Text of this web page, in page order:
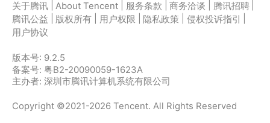
智能发现功能，让大量资讯内容都是你所关心的；
智能机器人：监控个股动态更准确，及时为你发现投资
更多投资玩法：抢红包、送礼物，积少成多这也是一种
投资！
关于腾讯 About Tencent 服务条款 商务洽谈 腾讯招聘
腾讯公益
版权所有 用户权限 隐私政策 侵权投诉指引
用户协议
版本号: 9.2.5
备案号: 粤B2-20090059-1623A
主办者: 深圳市腾讯计算机系统有限公司
Copyright ©2021-2026 Tencent. All Rights Reserved